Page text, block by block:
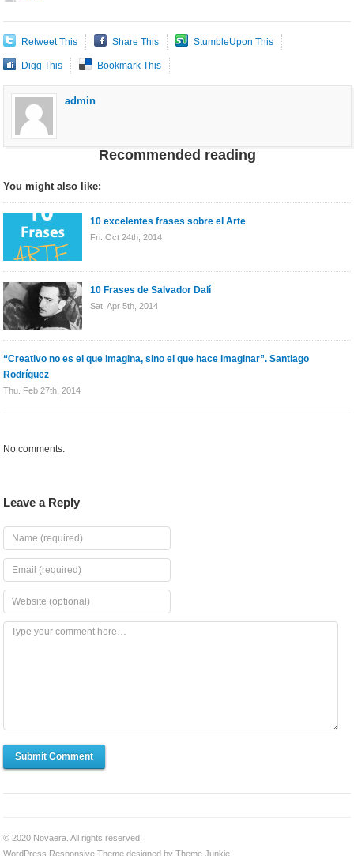
Retweet This Share This StumbleUpon This
Digg This Bookmark This
admin
Recommended reading
You might also like:
10 excelentes frases sobre el Arte
Fri. Oct 24th, 2014
10 Frases de Salvador Dalí
Sat. Apr 5th, 2014
“Creativo no es el que imagina, sino el que hace imaginar”. Santiago
Rodríguez
Thu. Feb 27th, 2014
No comments.
Leave a Reply
Submit Comment
© 2020 Novaera . All rights reserved.
WordPress Responsive Theme designed byTheme Junkie